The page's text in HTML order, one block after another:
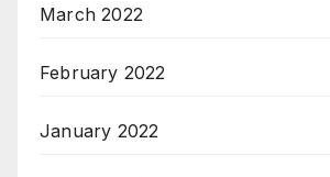
March 2022
February 2022
January 2022